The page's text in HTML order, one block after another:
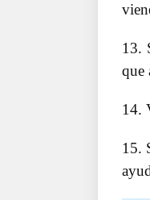
13.
que
14.
15.